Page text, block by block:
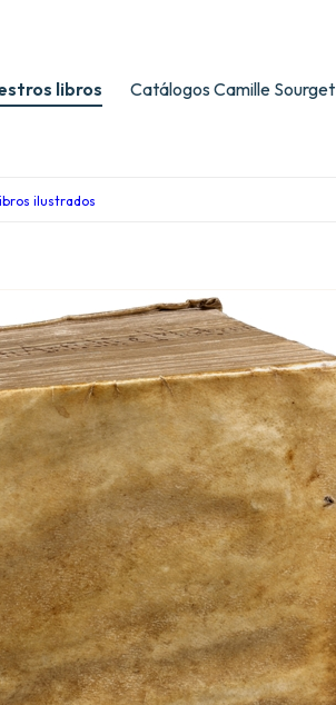
libros Catálogos Camille Sourget
ilustrados